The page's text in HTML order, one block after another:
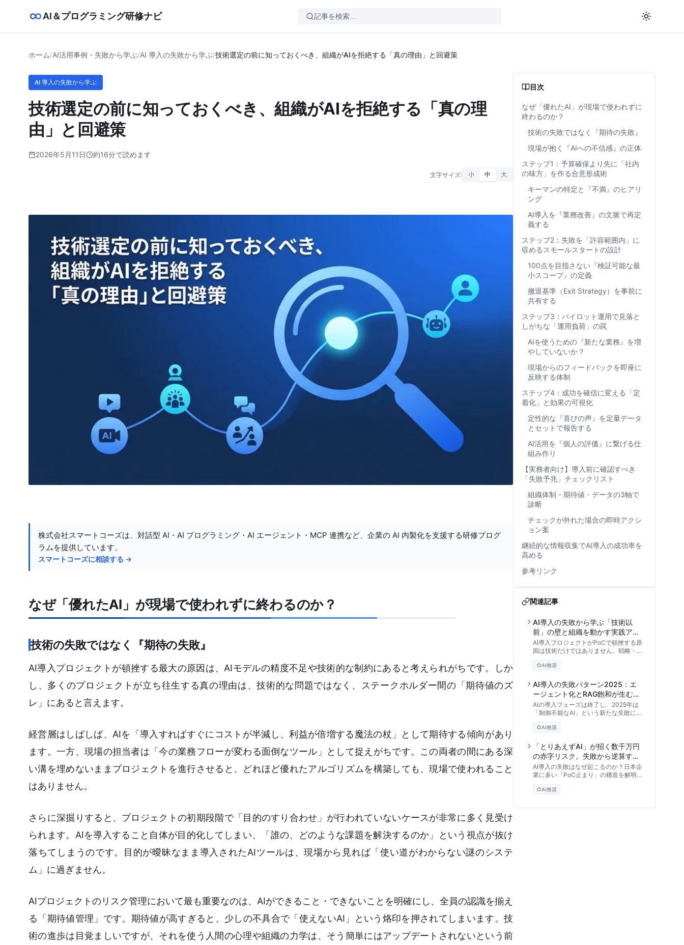
AI＆プログラミング研修ナビ
ホーム/AI活用事例・失敗から学ぶ/AI 導入の失敗から学ぶ/技術選定の前に知っておくべき、組織がAIを拒絶する「真の理由」と回避策
AI 導入の失敗から学ぶ
技術選定の前に知っておくべき、組織がAIを拒絶する「真の理
由」と回避策
2026年5月11日 約16分で読めます
文字サイズ: 小 中 大
株式会社スマートコーズは、対話型 AI・AI プログラミング・AI エージェント・MCP 連携など、企業の AI 内製化を支援する研修プログ
ラムを提供しています。
スマートコーズに相談する →
なぜ「優れたAI」が現場で使われずに終わるのか？
技術の失敗ではなく『期待の失敗』
AI導入プロジェクトが頓挫する最大の原因は、AIモデルの精度不足や技術的な制約にあると考えられがちです。しか
し、多くのプロジェクトが立ち往生する真の理由は、技術的な問題ではなく、ステークホルダー間の「期待値のズ
レ」にあると言えます。
経営層はしばしば、AIを「導入すればすぐにコストが半減し、利益が倍増する魔法の杖」として期待する傾向があり
ます。一方、現場の担当者は「今の業務フローが変わる面倒なツール」として捉えがちです。この両者の間にある深
い溝を埋めないままプロジェクトを進行させると、どれほど優れたアルゴリズムを構築しても、現場で使われること
はありません。
さらに深掘りすると、プロジェクトの初期段階で「目的のすり合わせ」が行われていないケースが非常に多く見受け
られます。AIを導入すること自体が目的化してしまい、「誰の、どのような課題を解決するのか」という視点が抜け
落ちてしまうのです。目的が曖昧なまま導入されたAIツールは、現場から見れば「使い道がわからない謎のシステ
ム」に過ぎません。
AIプロジェクトのリスク管理において最も重要なのは、AIができること・できないことを明確にし、全員の認識を揃え
る「期待値管理」です。期待値が高すぎると、少しの不具合で「使えないAI」という烙印を押されてしまいます。技
術の進歩は目覚ましいですが、それを使う人間の心理や組織の力学は、そう簡単にはアップデートされないという前
目次
なぜ「優れたAI」が現場で使われずに
終わるのか？
技術の失敗ではなく『期待の失敗』
現場が抱く『AIへの不信感』の正体
ステップ1：予算確保より先に「社内
の味方」を作る合意形成術
キーマンの特定と『不満』のヒアリ
ング
AI導入を『業務改善』の文脈で再定
義する
ステップ2：失敗を「許容範囲内」に
収めるスモールスタートの設計
100点を目指さない『検証可能な最
小スコープ』の定義
撤退基準（Exit Strategy）を事前に
共有する
ステップ3：パイロット運用で見落と
しがちな「運用負荷」の罠
AIを使うための『新たな業務』を増
やしていないか？
現場からのフィードバックを即座に
反映する体制
ステップ4：成功を確信に変える「定
着化」と効果の可視化
定性的な『喜びの声』を定量データ
とセットで報告する
AI活用を『個人の評価』に繋げる仕
組み作り
【実務者向け】導入前に確認すべき
「失敗予兆」チェックリスト
組織体制・期待値・データの3軸で
診断
チェックが外れた場合の即時アクシ
ョン案
継続的な情報収集でAI導入の成功率を
高める
参考リンク
関連記事
AI導入の失敗から学ぶ「技術以
前」の壁と組織を動かす実践アプ
ローチ
AI導入プロジェクトがPoCで頓挫する原
因は技術だけではありません。戦略・デ
ータ・組織の3つの視点から失敗のメカ
ニズムを紐解き、事業成長に繋げるため
を解説します。
AI推奨
AI導入の失敗パターン2025：エ
ージェント化とRAG飽和が生む次
世代リスクと回避戦略
AIの導入フェーズは終了し、2025年は
「制御不能なAI」という新たな失敗に直
面する時代へ。AIエージェントの暴走、
RAGのデータスモッグ、シャドーAIによ
を解説し、リスクを防ぐ「レジリエンス
型AI戦略」を提唱します。
AI推奨
「とりあえずAI」が招く数千万円
の赤字リスク。失敗から逆算する
AI投資のROI判断基準
AI導入の失敗はなぜ起こるのか？日本企
業に多い「PoC止まり」の構造を解明
し、見落としがちな隠れコストやROI計
算のフレームワークを解説。経営層が多
得るための実践的な投資判断基準を提示
AI推奨